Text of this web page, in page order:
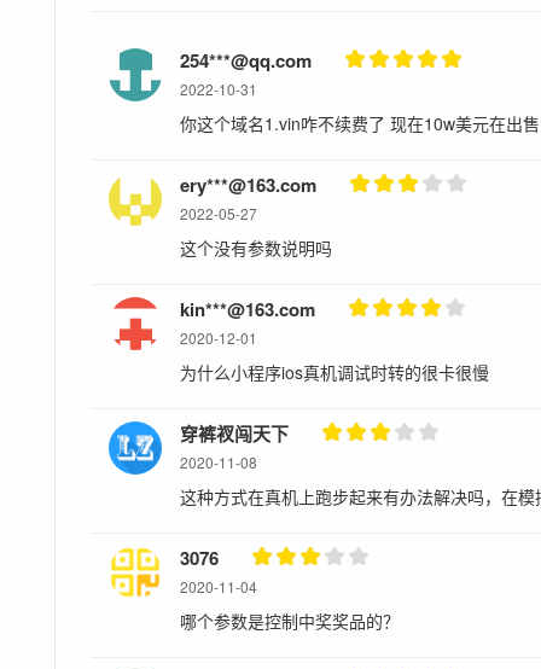
254***@qq.com
2022-10-31
你这个域名1.vin咋不续费了 现在10w美元在出
ery***@163.com
2022-05-27
这个没有参数说明吗
kin***@163.com
2020-12-01
为什么小程序ios真机调试时转的很卡很慢
穿裤衩闯天下
2020-11-08
这种方式在真机上跑步起来有办法解决吗，在
3076
2020-11-04
哪个参数是控制中奖奖品的？